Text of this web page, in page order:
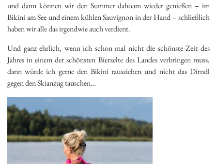
und dann können wir den Summer dahoam wieder genießen – im
Bikini am See und einem kühlen Sauvignon in der Hand – schließlich
haben wir alle das irgendwie auch verdient.
Und ganz ehrlich, wenn ich schon mal nicht die schönste Zeit des
Jahres in einem der schönsten Bierzelte des Landes verbringen muss,
dann würde ich gerne den Bikini rausziehen und nicht das Dirndl
gegen den Skianzug tauschen…